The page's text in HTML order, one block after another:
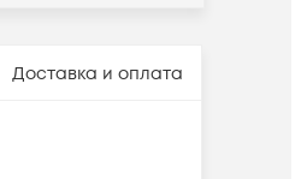
Доставка и оплата